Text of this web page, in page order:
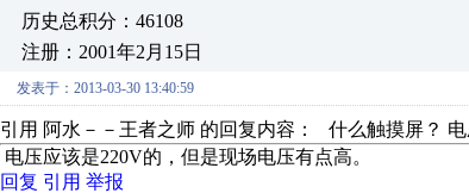
历史总积分：46108
注册：2001年2月15日
发表于：2013-03-30 13:40:59
引用 阿水－－王者之师 的回复内容： 什么触摸屏？ 电
电压应该是220V的，但是现场电压有点高。
回复 引用 举报